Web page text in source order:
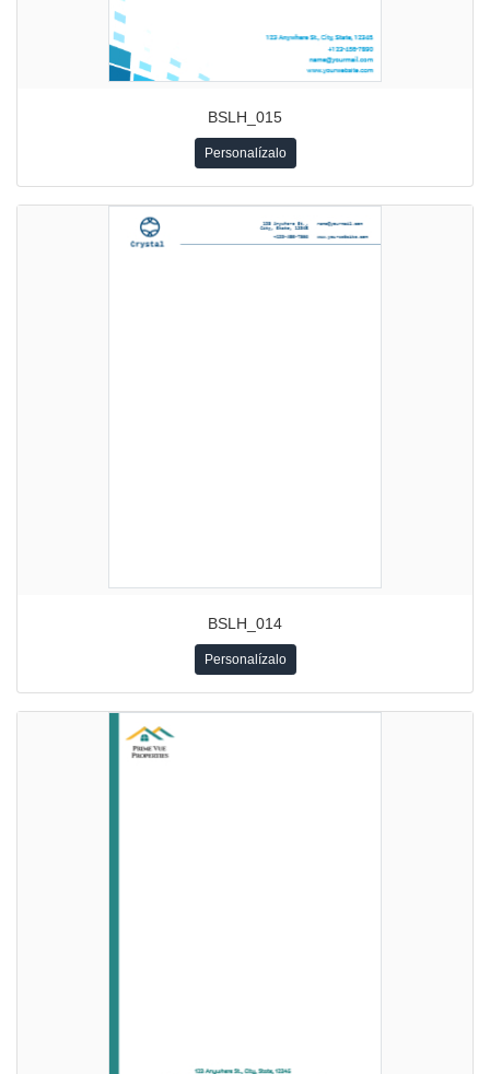
BSLH_015
Personalízalo
BSLH_014
Personalízalo